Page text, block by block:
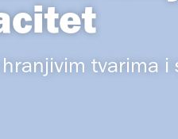
tvarima